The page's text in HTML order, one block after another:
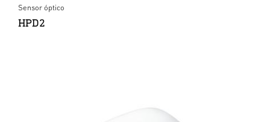
Sensor óptico
HPD2